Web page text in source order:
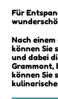
Für
Nach
können Sie
und dabei
Grammont,
können Sie